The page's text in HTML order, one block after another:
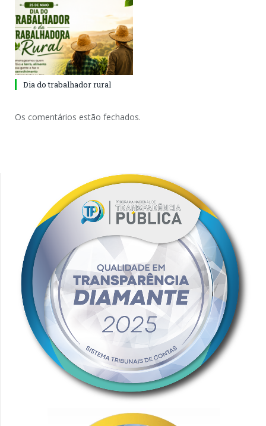
Dia do trabalhador rural
Os comentários estão fechados.